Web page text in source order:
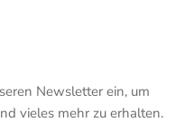
Newsletter ein, um
vieles mehr zu erhalten.